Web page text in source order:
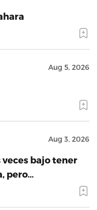
Aug 5, 2026
Aug 3, 2026
veces bajo tener
pero…